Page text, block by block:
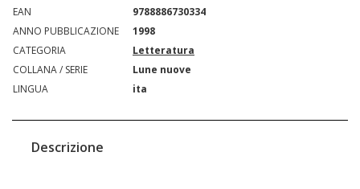
EAN
9788886730334
ANNO PUBBLICAZIONE
1998
CATEGORIA
Letteratura
COLLANA / SERIE
Lune nuove
LINGUA
ita
Descrizione